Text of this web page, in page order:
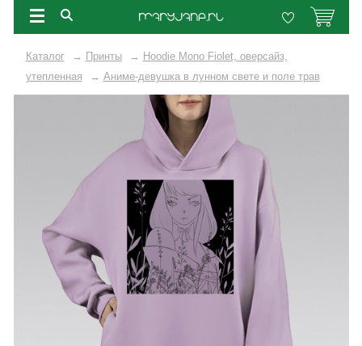
Каталог → Принты → Hoodie Mono Fiolet, оверсайз,
утепленная
→ Аниме-девушка в лунном свете и поле трав